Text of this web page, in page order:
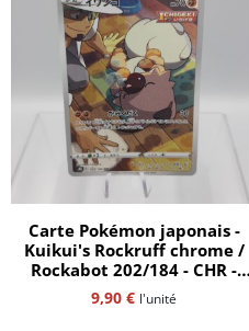
Carte Pokémon japonais -
Kuikui's Rockruff chrome /
Rockabot 202/184 - CHR -
Vmax Climax - ultra rare -
s8b - jap
9,90 € l'unité